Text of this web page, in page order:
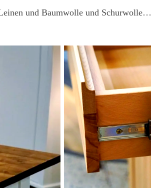
und Baumwolle und Schurwolle…